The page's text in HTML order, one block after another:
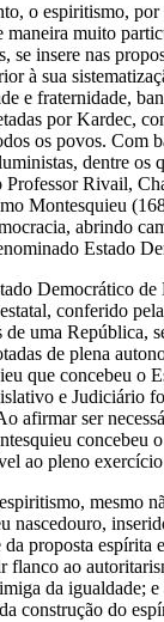
o espiritismo, por
maneira muito
se insere nas
à sua
e fraternidade,
por Kardec,
os povos. Com
dentre os
Professor Rivail,
Montesquieu
abrindo
Estado
Democrático de
conferido
uma República,
de plena
que concebeu o
e Judiciário
afirmar ser
concebeu
ao pleno
mesmo
nascedouro,
proposta espírita
flanco ao
da igualdade;
construção do